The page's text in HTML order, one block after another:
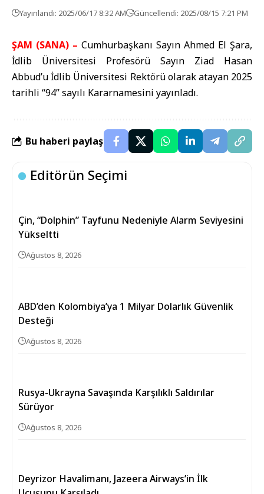
Yayınlandı: 2025/06/17 8:32 AM Güncellendi: 2025/08/15 7:21 PM
ŞAM (SANA) – Cumhurbaşkanı Sayın Ahmed El Şara,
İdlib Üniversitesi Profesörü Sayın Ziad Hasan
Abbud’u İdlib Üniversitesi Rektörü olarak atayan 2025
tarihli “94” sayılı Kararnamesini yayınladı.
Bu haberi paylaş
Editörün Seçimi
Çin, “Dolphin” Tayfunu Nedeniyle Alarm Seviyesini
Yükseltti
Ağustos 8, 2026
ABD’den Kolombiya’ya 1 Milyar Dolarlık Güvenlik
Desteği
Ağustos 8, 2026
Rusya-Ukrayna Savaşında Karşılıklı Saldırılar
Sürüyor
Ağustos 8, 2026
Deyrizor Havalimanı, Jazeera Airways’in İlk